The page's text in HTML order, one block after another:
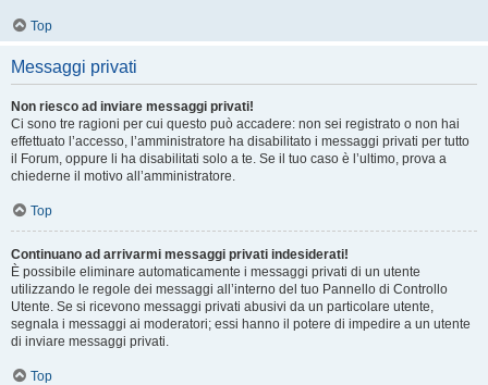
Top
Messaggi privati
Non riesco ad inviare messaggi privati!
Ci sono tre ragioni per cui questo può accadere: non sei registrato o non hai
effettuato l’accesso, l’amministratore ha disabilitato i messaggi privati per tutto
il Forum, oppure li ha disabilitati solo a te. Se il tuo caso è l’ultimo, prova a
chiederne il motivo all’amministratore.
Top
Continuano ad arrivarmi messaggi privati indesiderati!
È possibile eliminare automaticamente i messaggi privati ​​di un utente
utilizzando le regole dei messaggi all’interno del tuo Pannello di Controllo
Utente. Se si ricevono messaggi privati ​​abusivi da un particolare utente,
segnala i messaggi ai moderatori; essi hanno il potere di impedire a un utente
di inviare messaggi privati​​.
Top